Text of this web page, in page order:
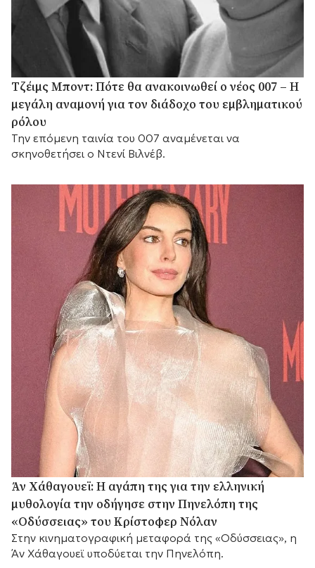
Τζέιμς Μποντ: Πότε θα ανακοινωθεί ο νέος 007 – Η
μεγάλη αναμονή για τον διάδοχο του εμβληματικού
ρόλου
Την επόμενη ταινία του 007 αναμένεται να
σκηνοθετήσει ο Ντενί Βιλνέβ.
Άν Χάθαγουεϊ: Η αγάπη της για την ελληνική
μυθολογία την οδήγησε στην Πηνελόπη της
«Οδύσσειας» του Κρίστοφερ Νόλαν
Στην κινηματογραφική μεταφορά της «Οδύσσειας», η
Άν Χάθαγουεϊ υποδύεται την Πηνελόπη.